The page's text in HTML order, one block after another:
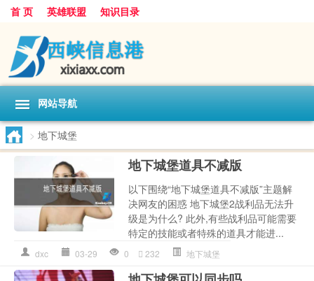
首 页 英雄联盟 知识目录
网站导航
> 地下城堡
地下城堡道具不减版
以下围绕“地下城堡道具不减版”主题解
决网友的困惑 地下城堡2战利品无法升
级是为什么? 此外,有些战利品可能需要
特定的技能或者特殊的道具才能进...
dxc 03-29 0 232 地下城堡